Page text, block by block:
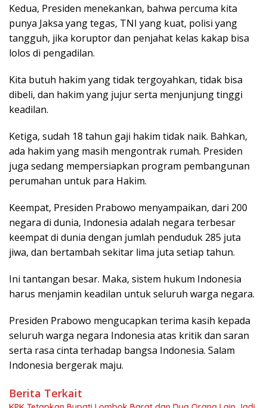
Kedua, Presiden menekankan, bahwa percuma kita
punya Jaksa yang tegas, TNI yang kuat, polisi yang
tangguh, jika koruptor dan penjahat kelas kakap bisa
lolos di pengadilan.
Kita butuh hakim yang tidak tergoyahkan, tidak bisa
dibeli, dan hakim yang jujur serta menjunjung tinggi
keadilan.
Ketiga, sudah 18 tahun gaji hakim tidak naik. Bahkan,
ada hakim yang masih mengontrak rumah. Presiden
juga sedang mempersiapkan program pembangunan
perumahan untuk para Hakim.
Keempat, Presiden Prabowo menyampaikan, dari 200
negara di dunia, Indonesia adalah negara terbesar
keempat di dunia dengan jumlah penduduk 285 juta
jiwa, dan bertambah sekitar lima juta setiap tahun.
Ini tantangan besar. Maka, sistem hukum Indonesia
harus menjamin keadilan untuk seluruh warga negara.
Presiden Prabowo mengucapkan terima kasih kepada
seluruh warga negara Indonesia atas kritik dan saran
serta rasa cinta terhadap bangsa Indonesia. Salam
Indonesia bergerak maju.
Berita Terkait